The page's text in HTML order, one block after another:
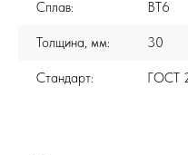
Сплав: ВТ6
Толщина, мм: 30
Стандарт: ГОСТ